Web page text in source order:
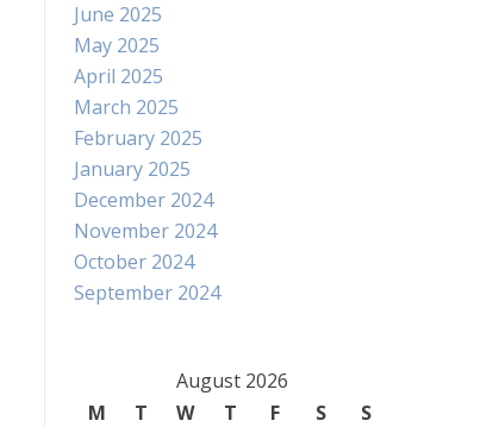
June 2025
May 2025
April 2025
March 2025
February 2025
January 2025
December 2024
November 2024
October 2024
September 2024
August 2026
M
T W T F S
S